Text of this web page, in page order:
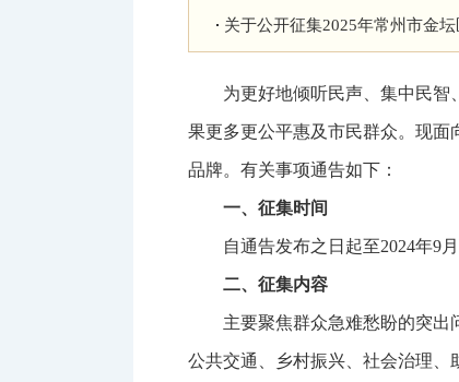
关于公开征集2025年常州市金
为更好地倾听民声、集中民
果更多更公平惠及市民群众。现面
品牌。有关事项通告如下：
一、征集时间
自通告发布之日起至2024年9月
二、征集内容
主要聚焦群众急难愁盼的突出
公共交通、乡村振兴、社会治理